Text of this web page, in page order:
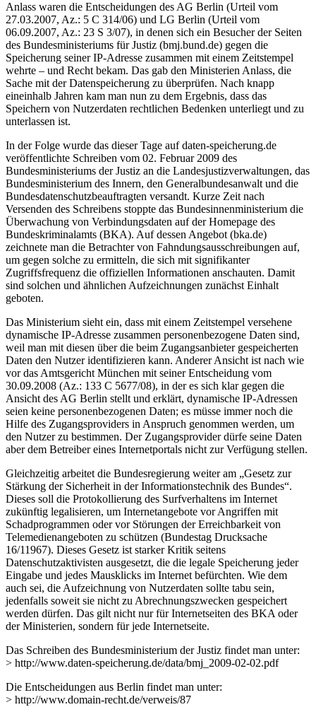
Anlass waren die Entscheidungen des AG Berlin (Urteil vom
27.03.2007, Az.: 5 C 314/06) und LG Berlin (Urteil vom
06.09.2007, Az.: 23 S 3/07), in denen sich ein Besucher der Seiten
des Bundesministeriums für Justiz (bmj.bund.de) gegen die
Speicherung seiner IP-Adresse zusammen mit einem Zeitstempel
wehrte – und Recht bekam. Das gab den Ministerien Anlass, die
Sache mit der Datenspeicherung zu überprüfen. Nach knapp
eineinhalb Jahren kam man nun zu dem Ergebnis, dass das
Speichern von Nutzerdaten rechtlichen Bedenken unterliegt und zu
unterlassen ist.
In der Folge wurde das dieser Tage auf daten-speicherung.de
veröffentlichte Schreiben vom 02. Februar 2009 des
Bundesministeriums der Justiz an die Landesjustizverwaltungen, das
Bundesministerium des Innern, den Generalbundesanwalt und die
Bundesdatenschutzbeauftragten versandt. Kurze Zeit nach
Versenden des Schreibens stoppte das Bundesinnenministerium die
Überwachung von Verbindungsdaten auf der Homepage des
Bundeskriminalamts (BKA). Auf dessen Angebot (bka.de)
zeichnete man die Betrachter von Fahndungsausschreibungen auf,
um gegen solche zu ermitteln, die sich mit signifikanter
Zugriffsfrequenz die offiziellen Informationen anschauten. Damit
sind solchen und ähnlichen Aufzeichnungen zunächst Einhalt
geboten.
Das Ministerium sieht ein, dass mit einem Zeitstempel versehene
dynamische IP-Adresse zusammen personenbezogene Daten sind,
weil man mit diesen über die beim Zugangsanbieter gespeicherten
Daten den Nutzer identifizieren kann. Anderer Ansicht ist nach wie
vor das Amtsgericht München mit seiner Entscheidung vom
30.09.2008 (Az.: 133 C 5677/08), in der es sich klar gegen die
Ansicht des AG Berlin stellt und erklärt, dynamische IP-Adressen
seien keine personenbezogenen Daten; es müsse immer noch die
Hilfe des Zugangsproviders in Anspruch genommen werden, um
den Nutzer zu bestimmen. Der Zugangsprovider dürfe seine Daten
aber dem Betreiber eines Internetportals nicht zur Verfügung stellen.
Gleichzeitig arbeitet die Bundesregierung weiter am „Gesetz zur
Stärkung der Sicherheit in der Informationstechnik des Bundes“.
Dieses soll die Protokollierung des Surfverhaltens im Internet
zukünftig legalisieren, um Internetangebote vor Angriffen mit
Schadprogrammen oder vor Störungen der Erreichbarkeit von
Telemedienangeboten zu schützen (Bundestag Drucksache
16/11967). Dieses Gesetz ist starker Kritik seitens
Datenschutzaktivisten ausgesetzt, die die legale Speicherung jeder
Eingabe und jedes Mausklicks im Internet befürchten. Wie dem
auch sei, die Aufzeichnung von Nutzerdaten sollte tabu sein,
jedenfalls soweit sie nicht zu Abrechnungszwecken gespeichert
werden dürfen. Das gilt nicht nur für Internetseiten des BKA oder
der Ministerien, sondern für jede Internetseite.
Das Schreiben des Bundesministerium der Justiz findet man unter:
> http://www.daten-speicherung.de/data/bmj_2009-02-02.pdf
Die Entscheidungen aus Berlin findet man unter:
> http://www.domain-recht.de/verweis/87